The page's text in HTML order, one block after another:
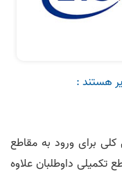
هستند :
برای ورود به مقاطع
تکمیلی داوطلبان علاوه